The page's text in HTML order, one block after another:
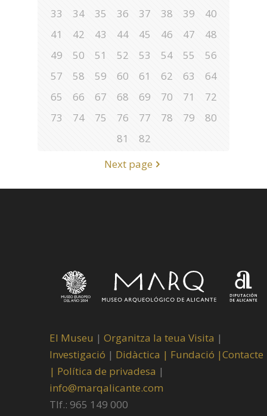
33
34 35 36 37 38 39
40
41
42 43 44 45 46 47
48
49
50 51 52 53 54 55
56
57
58 59 60 61 62 63
64
65
66 67 68 69 70 71
72
73
74 75 76 77 78 79
80
81
82
Next page
El Museu | Organitza la teua Visita |
Investigació | Didàctica | Fundació |Contacte
| Política de privadesa |
info@marqalicante.com
Tlf.: 965 149 000